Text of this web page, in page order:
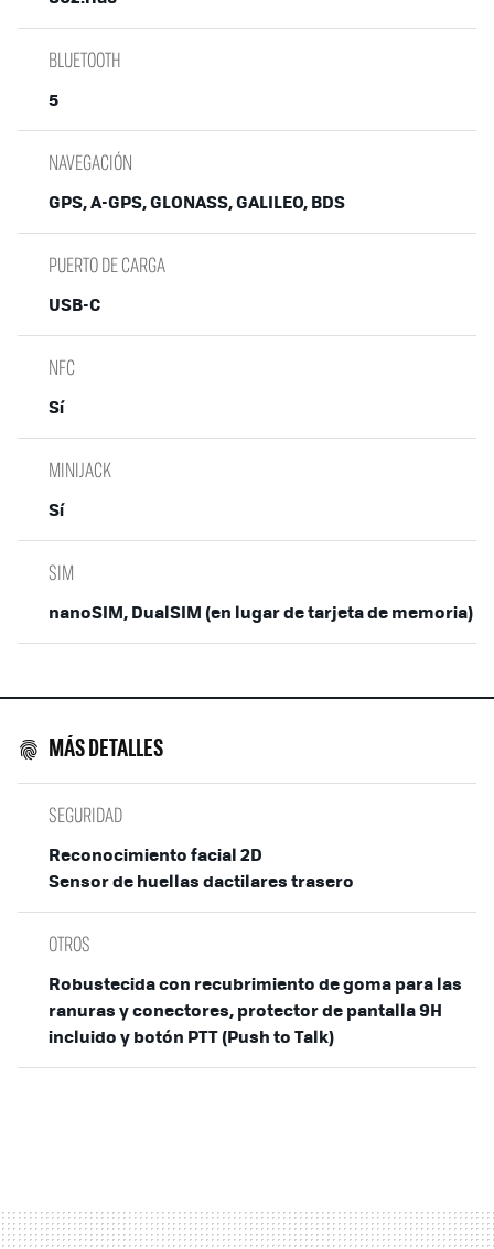
BLUETOOTH
5
NAVEGACIÓN
GPS, A-GPS, GLONASS, GALILEO, BDS
PUERTO DE CARGA
USB-C
NFC
Sí
MINIJACK
Sí
SIM
nanoSIM, DualSIM (en lugar de tarjeta de memoria)
MÁS DETALLES
SEGURIDAD
Reconocimiento facial 2D
Sensor de huellas dactilares trasero
OTROS
Robustecida con recubrimiento de goma para las
ranuras y conectores, protector de pantalla 9H
incluido y botón PTT (Push to Talk)